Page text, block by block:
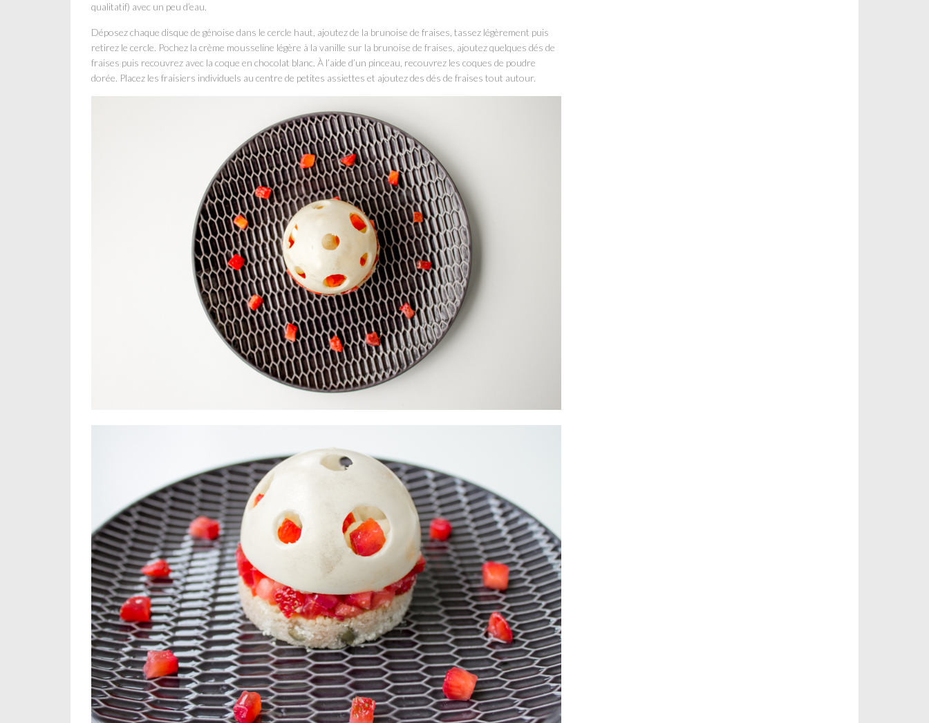
qualitatif) avec un peu d’eau.
Déposez chaque disque de génoise dans le cercle haut, ajoutez de la brunoise de fraises, tassez légèrement puis
retirez le cercle. Pochez la crème mousseline légère à la vanille sur la brunoise de fraises, ajoutez quelques dés de
fraises puis recouvrez avec la coque en chocolat blanc. À l’aide d’un pinceau, recouvrez les coques de poudre
dorée. Placez les fraisiers individuels au centre de petites assiettes et ajoutez des dés de fraises tout autour.